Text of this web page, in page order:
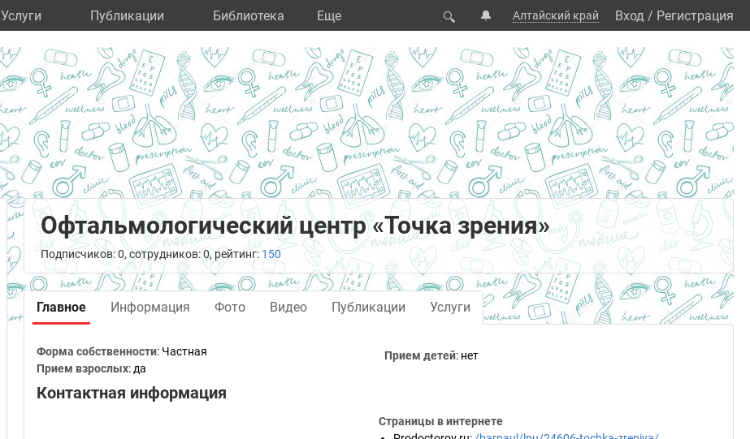
Услуги Публикации Библиотека Eще 🔍 🔔 Алтайский край Вход / Регистрация
Офтальмологический центр «Точка зрения»
Подписчиков: 0, сотрудников: 0, рейтинг: 150
Главное Информация Фото Видео Публикации Услуги
Форма собственности: Частная
Прием взрослых: да
Прием детей: нет
Контактная информация
Страницы в интернете